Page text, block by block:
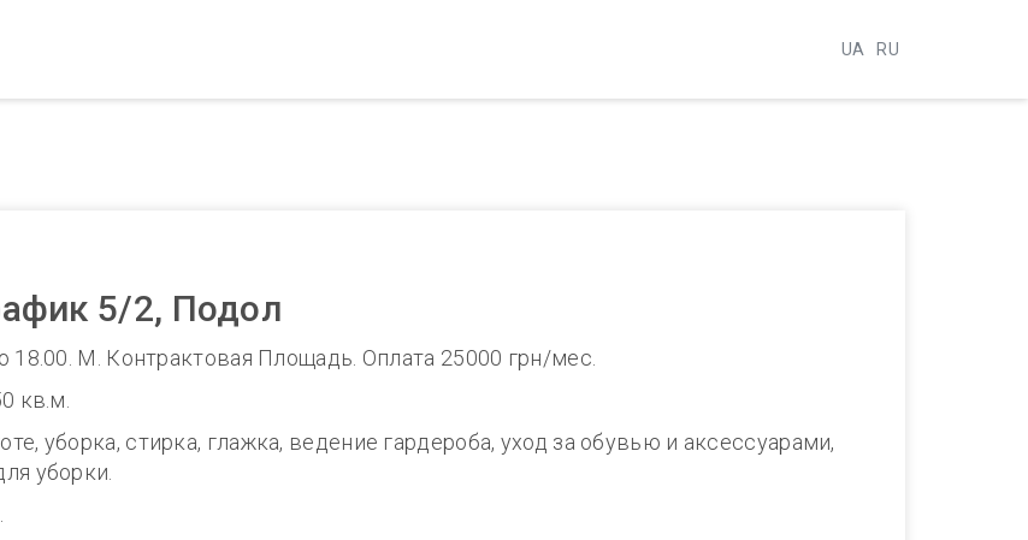
UA RU
5/2, Подол
М. Контрактовая Площадь. Оплата 25000 грн/мес.
кв.м.
уборка, стирка, глажка, ведение гардероба, уход за обувью и аксессуарами,
уборки.